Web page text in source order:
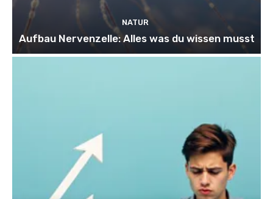
NATUR
Aufbau Nervenzelle: Alles was du wissen musst